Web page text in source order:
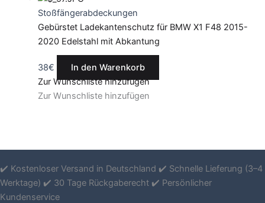
Stoßfängerabdeckungen
Gebürstet Ladekantenschutz für BMW X1 F48 2015-
2020 Edelstahl mit Abkantung
38€
In den Warenkorb
Zur Wunschliste hinzufügen
Zur Wunschliste hinzufügen
✔️ Kostenloser Versand in Deutschland ✔️ Schnelle Lieferung (3–4
Werktage) ✔️ 30 Tage Rückgaberecht ✔️ Persönlicher
Kundenservice